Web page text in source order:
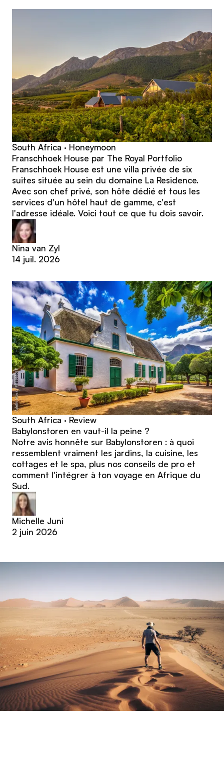
South Africa · Honeymoon
Franschhoek House par The Royal Portfolio
Franschhoek House est une villa privée de six
suites située au sein du domaine La Residence.
Avec son chef privé, son hôte dédié et tous les
services d'un hôtel haut de gamme, c'est
l'adresse idéale. Voici tout ce que tu dois savoir.
Nina van Zyl
14 juil. 2026
South Africa · Review
Babylonstoren en vaut-il la peine ?
Notre avis honnête sur Babylonstoren : à quoi
ressemblent vraiment les jardins, la cuisine, les
cottages et le spa, plus nos conseils de pro et
comment l'intégrer à ton voyage en Afrique du
Sud.
Michelle Juni
2 juin 2026